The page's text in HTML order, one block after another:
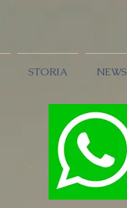
STORIA NEWS